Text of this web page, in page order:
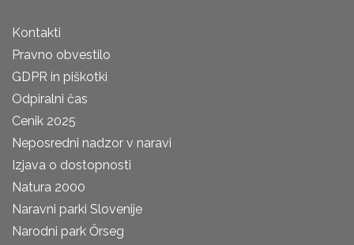
Kontakti
Pravno obvestilo
GDPR in piškotki
Odpiralni čas
Cenik 2025
Neposredni nadzor v naravi
Izjava o dostopnosti
Natura 2000
Naravni parki Slovenije
Narodni park Őrseg